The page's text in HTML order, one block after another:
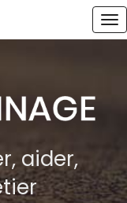
aider,